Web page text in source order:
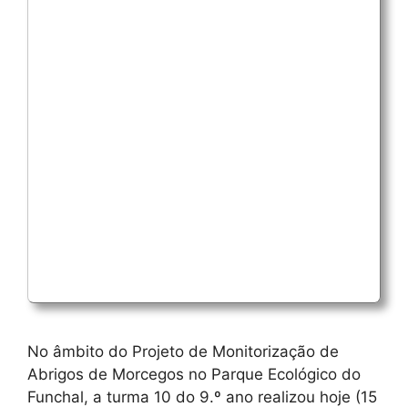
No âmbito do Projeto de Monitorização de
Abrigos de Morcegos no Parque Ecológico do
Funchal, a turma 10 do 9.º ano realizou hoje (15